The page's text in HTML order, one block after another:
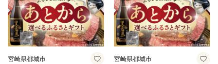
宮崎県都城市 宮崎県都城市